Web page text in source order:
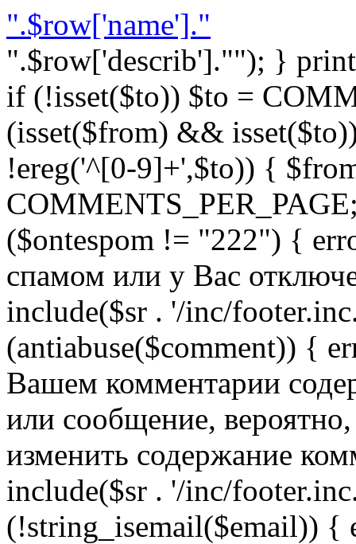
".$row['name']."
".$row['describ'].""); }
if (!isset($to)) $to =
(isset($from) &&
!ereg('^[0-9]+',$to)) {
($ontespom != "222") {
спамом или у Вас
include($sr . '/inc/
(antiabuse($comment)) {
Вашем комментарии
или сообщение,
изменить содержание
include($sr . '/inc/
(!string_isemail($email)) {